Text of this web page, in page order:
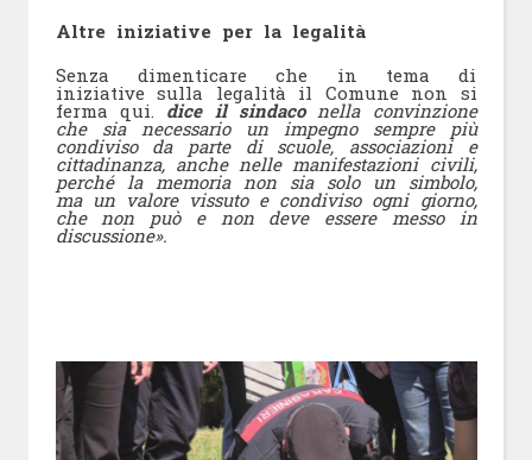
Altre iniziative per la legalità
Senza dimenticare che in tema di
iniziative sulla legalità il Comune non si
ferma qui. dice il sindaco nella convinzione
che sia necessario un impegno sempre più
condiviso da parte di scuole, associazioni e
cittadinanza, anche nelle manifestazioni civili,
perché la memoria non sia solo un simbolo,
ma un valore vissuto e condiviso ogni giorno,
che non può e non deve essere messo in
discussione».